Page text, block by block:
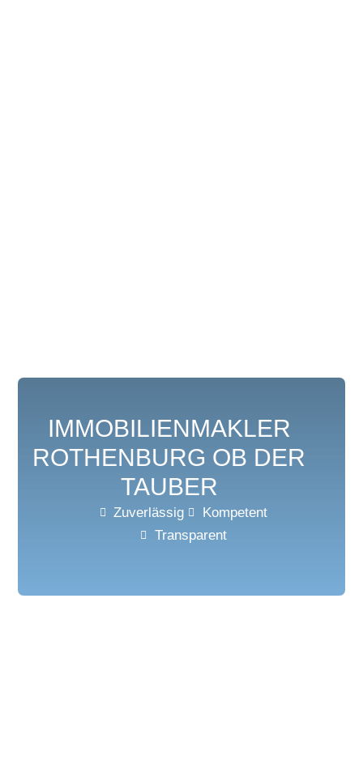
IMMOBILIENMAKLER
ROTHENBURG OB DER
TAUBER
Zuverlässig
Kompetent
Transparent